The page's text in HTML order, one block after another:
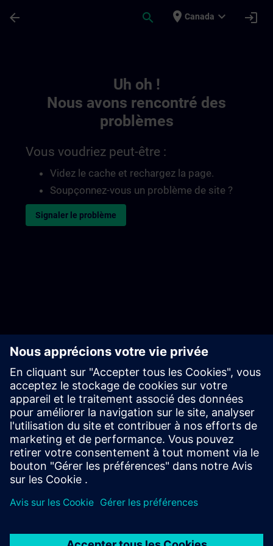
arrow_back search place Canada expand_more login
Uh oh !
Nous avons rencontré des
problèmes
Vous voudriez peut-être :
Videz le cache et rechargez la page.
Soupçonnez-vous un problème de site ?
Signaler le problème